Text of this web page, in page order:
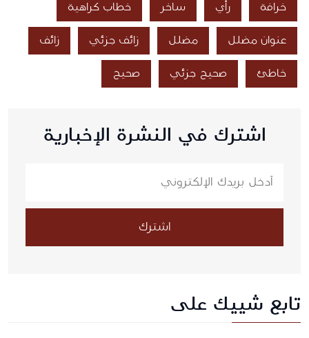
خرافة رأي ساخر خطاب كراهية
عنوان مضلل مضلل زائف جزئي زائف
خاطئ صحيح جزئي صحيح
اشترك في النشرة الإخبارية
اشترك
تابع شييك على